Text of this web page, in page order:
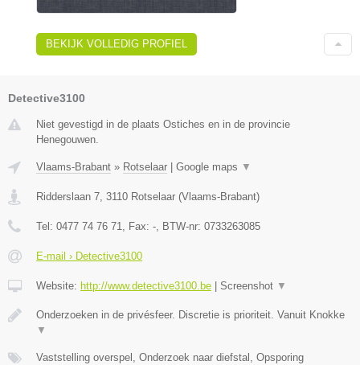
BEKIJK VOLLEDIG PROFIEL
Detective3100
Niet gevestigd in de plaats Ostiches en in de provincie
Henegouwen.
Vlaams-Brabant » Rotselaar Google maps ▼
Ridderslaan 7 3110 Rotselaar (Vlaams-Brabant)
Tel: 0477 74 76 71 , Fax: - , BTW-nr: 0733263085
E-mail › Detective3100
Website: http://www.detective3100.be Screenshot ▼
Onderzoeken in de privésfeer. Discretie is prioriteit. Vanuit Knokke
▼
Vaststelling overspel, Onderzoek naar diefstal, Opsporing